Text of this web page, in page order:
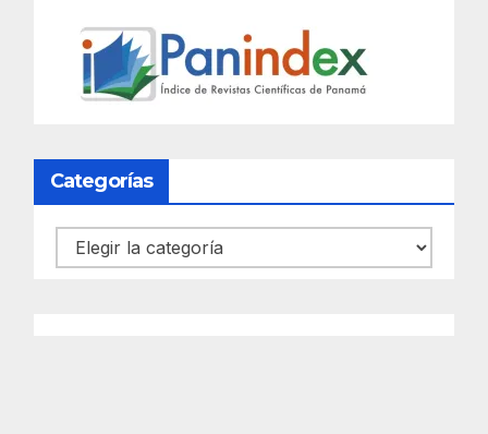
Categorías
Categorías